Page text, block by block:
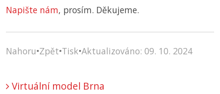
Napište nám, prosím. Děkujeme.
Nahoru•Zpět•Tisk•Aktualizováno: 09. 10. 2024
Virtuální model Brna